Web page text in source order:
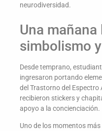
neurodiversidad.
Una mañana
simbolismo
Desde temprano,
ingresaron portando
del Trastorno del Espectro
recibieron stickers y
apoyo a la concienciación.
Uno de los momentos